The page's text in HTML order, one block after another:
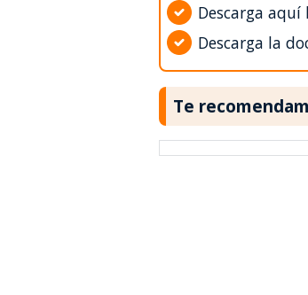
Descarga aquí
Descarga la
Te